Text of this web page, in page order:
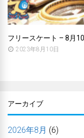
フリースケート – 8月
2023年8月10日
アーカイブ
2026年8月 (6)